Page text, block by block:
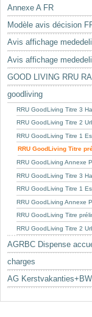
Annexe A FR
Modèle avis décision
Avis affichage
Avis affichage
GOOD LIVING RRU
goodliving
RRU GoodLiving Titre 3
RRU GoodLiving Titre 2
RRU GoodLiving Titre 1
RRU GoodLiving Titre
RRU GoodLiving Annexe
RRU GoodLiving Titre 3
RRU GoodLiving Titre 1
RRU GoodLiving Annexe
RRU GoodLiving Titre
RRU GoodLiving Titre 2
AGRBC Dispense
charges
AG